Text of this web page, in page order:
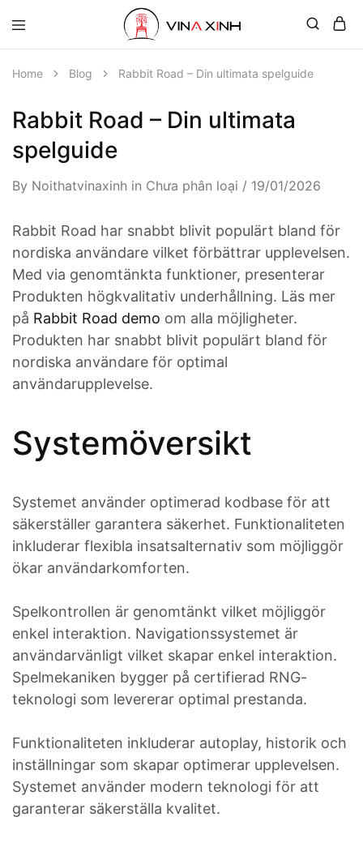
Home Blog Rabbit Road – Din ultimata spelguide
Rabbit Road – Din ultimata
spelguide
By Noithatvinaxinh in Chưa phân loại 19/01/2026
Rabbit Road har snabbt blivit populärt bland för
nordiska användare vilket förbättrar upplevelsen.
Med via genomtänkta funktioner, presenterar
Produkten högkvalitativ underhållning. Läs mer
på Rabbit Road demo om alla möjligheter.
Produkten har snabbt blivit populärt bland för
nordiska användare för optimal
användarupplevelse.
Systemöversikt
Systemet använder optimerad kodbase för att
säkerställer garantera säkerhet. Funktionaliteten
inkluderar flexibla insatsalternativ som möjliggör
ökar användarkomforten.
Spelkontrollen är genomtänkt vilket möjliggör
enkel interaktion. Navigationssystemet är
användarvänligt vilket skapar enkel interaktion.
Spelmekaniken bygger på certifierad RNG-
teknologi som levererar optimal prestanda.
Funktionaliteten inkluderar autoplay, historik och
inställningar som skapar optimerar upplevelsen.
Systemet använder modern teknologi för att
garanterar säkerställa kvalitet.